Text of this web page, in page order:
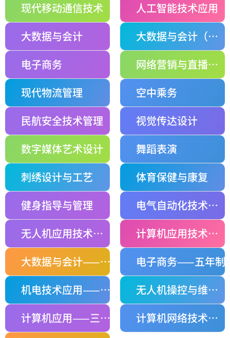
现代移动通信技术
人工智能技术应用
大数据与会计
大数据与会计（财务管理）
电子商务
网络营销与直播电商
现代物流管理
空中乘务
民航安全技术管理
视觉传达设计
数字媒体艺术设计
舞蹈表演
刺绣设计与工艺
体育保健与康复
健身指导与管理
电气自动化技术——五年制
无人机应用技术——五年制
计算机应用技术——五年制
大数据与会计——五年制
电子商务——五年制
机电技术应用——三年制中职
无人机操控与维护——三年制中职
计算机应用——三年制中职
计算机网络技术——三年制中职